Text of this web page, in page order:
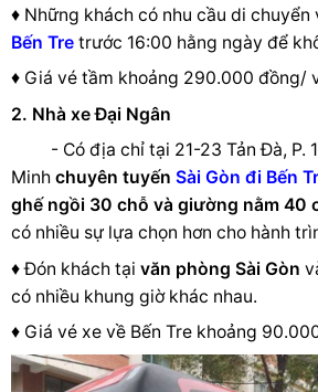
♦ Những khách có nhu cầu di chuyển
Bến Tre trước 16:00 hằng ngày để
♦ Giá vé tầm khoảng 290.000 đồng/
2. Nhà xe Đại Ngân
- Có địa chỉ tại 21-23 Tản Đà, P.
Minh chuyên tuyến Sài Gòn đi Bến
ghế ngồi 30 chỗ và giường nằm 40
có nhiều sự lựa chọn hơn cho hành
♦ Đón khách tại văn phòng Sài Gòn
có nhiều khung giờ khác nhau.
♦ Giá vé xe về Bến Tre khoảng